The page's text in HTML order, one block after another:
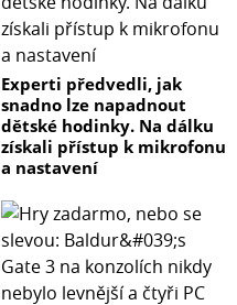
Experti předvedli, jak
snadno lze napadnout
dětské hodinky. Na dálku
získali přístup k mikrofonu
a nastavení